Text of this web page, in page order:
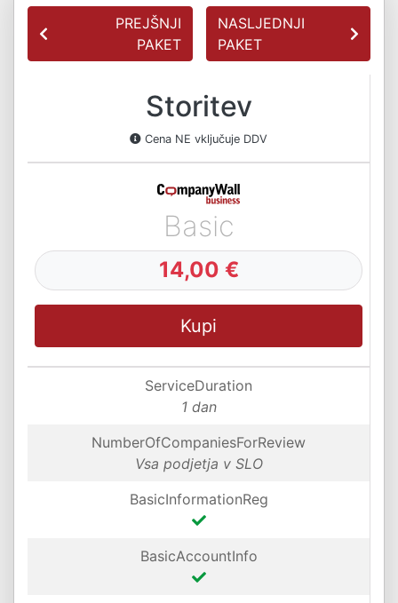
PREJŠNJI
PAKET
NASLJEDNJI
PAKET
Storitev
Cena NE vključuje DDV
Basic
14,00 €
Kupi
ServiceDuration
1 dan
NumberOfCompaniesForReview
Vsa podjetja v SLO
BasicInformationReg
BasicAccountInfo